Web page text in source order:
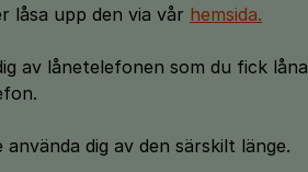
upp den via vår hemsida.
av lånetelefonen som du fick låna
dig av den särskilt länge.